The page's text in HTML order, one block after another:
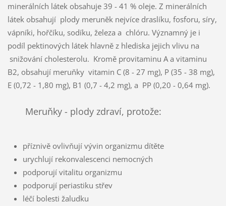
minerálních látek obsahuje 39 - 41 % oleje. Z minerálních
látek obsahují plody meruněk nejvíce draslíku, fosforu, síry,
vápníki, hořčíku, sodíku, železa a chlóru. Významný je i
podíl pektinových látek hlavně z hlediska jejich vlivu na
snižování cholesterolu. Kromě provitaminu A a vitaminu
B2, obsahují meruňky vitamin C (8 - 27 mg), P (35 - 38 mg),
E (0,72 - 1,80 mg), B1 (0,7 - 4,2 mg), a PP (0,20 - 0,64 mg).
Meruňky - plody zdraví, protože:
příznivě ovlivňují vývin organizmu dítěte
urychlují rekonvalescenci nemocných
podporují vitalitu organizmu
podporují periastiku střev
léčí bolesti žaludku